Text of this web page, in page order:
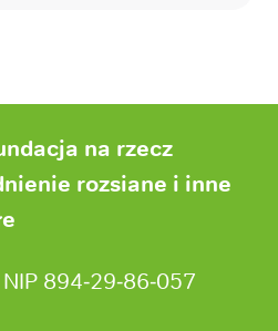
na rzecz
rozsiane i inne
894‑29‑86‑057